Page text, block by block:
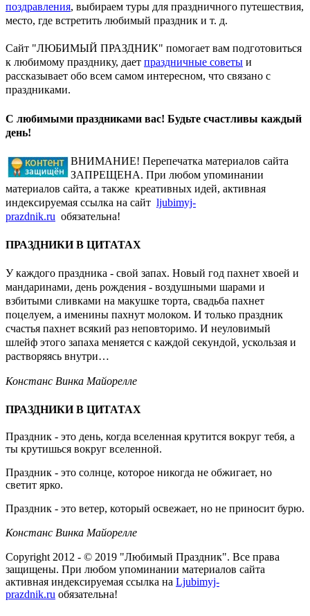
поздравления, выбираем туры для праздничного путешествия,
место, где встретить любимый праздник и т. д.
Сайт "ЛЮБИМЫЙ ПРАЗДНИК" помогает вам подготовиться
к любимому празднику, дает праздничные советы и
рассказывает обо всем самом интересном, что связано с
праздниками.
С любимыми праздниками вас! Будьте счастливы каждый
день!
ВНИМАНИЕ! Перепечатка материалов сайта
ЗАПРЕЩЕНА. При любом упоминании
материалов сайта, а также креативных идей, активная
индексируемая ссылка на сайт ljubimyj-
prazdnik.ru обязательна!
ПРАЗДНИКИ В ЦИТАТАХ
У каждого праздника - свой запах. Новый год пахнет хвоей и
мандаринами, день рождения - воздушными шарами и
взбитыми сливками на макушке торта, свадьба пахнет
поцелуем, а именины пахнут молоком. И только праздник
счастья пахнет всякий раз неповторимо. И неуловимый
шлейф этого запаха меняется с каждой секундой, ускользая и
растворяясь внутри…
Констанс Винка Майорелле
ПРАЗДНИКИ В ЦИТАТАХ
Праздник - это день, когда вселенная крутится вокруг тебя, а
ты крутишься вокруг вселенной.
Праздник - это солнце, которое никогда не обжигает, но
светит ярко.
Праздник - это ветер, который освежает, но не приносит бурю.
Констанс Винка Майорелле
Copyright 2012 - © 2019 "Любимый Праздник". Все права
защищены. При любом упоминании материалов сайта
активная индексируемая ссылка на Ljubimyj-
prazdnik.ru обязательна!